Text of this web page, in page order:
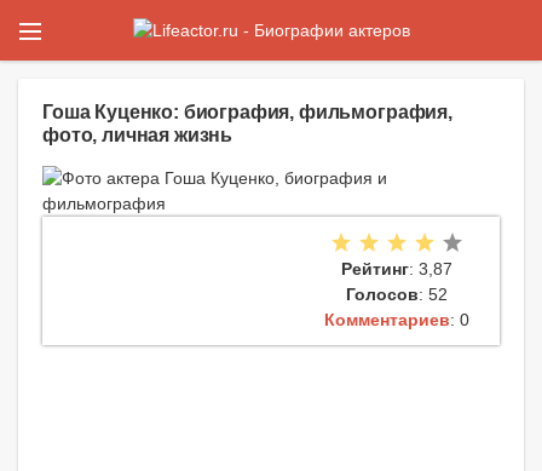
Гоша Куценко: биография, фильмография,
фото, личная жизнь
Рейтинг: 3,87
Голосов: 52
Комментариев: 0